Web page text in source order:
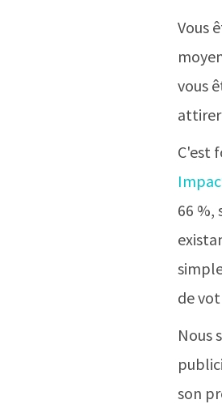
Vous
vous
attirer
C'est
66 %,
de
Nous
son